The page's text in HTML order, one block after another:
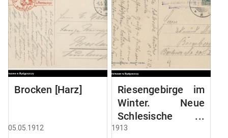
Brocken [Harz]
05.05.1912
Riesengebirge im
Winter. Neue
Schlesische
Baude, 1195 mtr
1913